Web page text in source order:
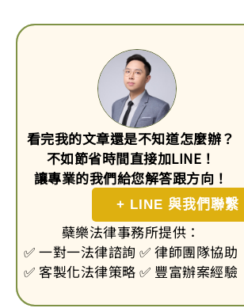
看完我的文章還是不知道怎麼辦？
不如節省時間直接加LINE！
讓專業的我們給您解答跟方向！
+ LINE 與我們聯繫
蘗樂法律事務所提供：
✅ 一對一法律諮詢 ✅ 律師團隊協助
✅ 客製化法律策略 ✅ 豐富辦案經驗